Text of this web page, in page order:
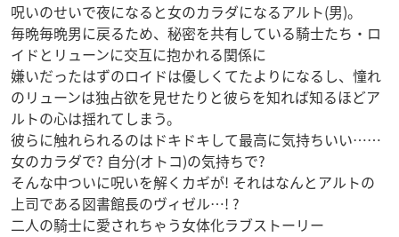
呪いのせいで夜になると女のカラダになるアルト(男)。
毎晩毎晩男に戻るため、秘密を共有している騎士たち・ロ
イドとリューンに交互に抱かれる関係に
嫌いだったはずのロイドは優しくてたよりになるし、憧れ
のリューンは独占欲を見せたりと彼らを知れば知るほどア
ルトの心は揺れてしまう。
彼らに触れられるのはドキドキして最高に気持ちいい……
女のカラダで? 自分(オトコ)の気持ちで?
そんな中ついに呪いを解くカギが! それはなんとアルトの
上司である図書館長のヴィゼル…! ?
二人の騎士に愛されちゃう女体化ラブストーリー